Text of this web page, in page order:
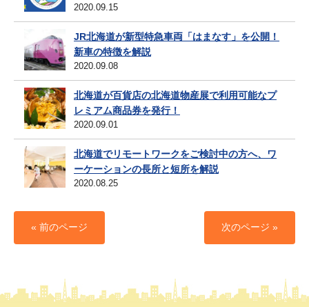
2020.09.15
JR北海道が新型特急車両「はまなす」を公開！
新車の特徴を解説
2020.09.08
北海道が百貨店の北海道物産展で利用可能なプ
レミアム商品券を発行！
2020.09.01
北海道でリモートワークをご検討中の方へ、ワ
ーケーションの長所と短所を解説
2020.08.25
« 前のページ 次のページ »